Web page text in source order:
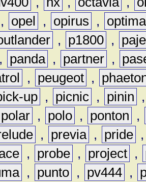
, opel , opirus ,
optima
, p1800 ,
, panda , partner ,
, peugeot ,
up , picnic , pinin
polar , polo , ponton
,
, previa , pride
, probe , project ,
, punto , pv444 ,